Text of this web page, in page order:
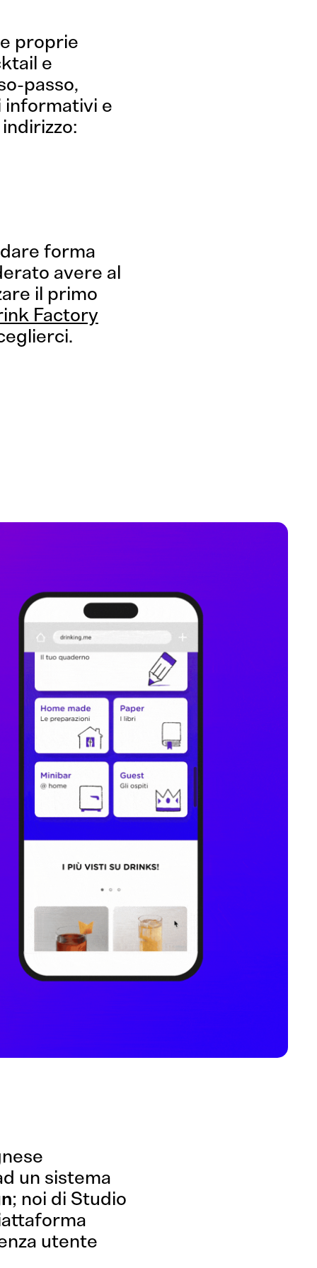
Project Management
proprie
e
passo,
informativi e
forma
avere al
il primo
Factory
un sistema
; noi di Studio
utente